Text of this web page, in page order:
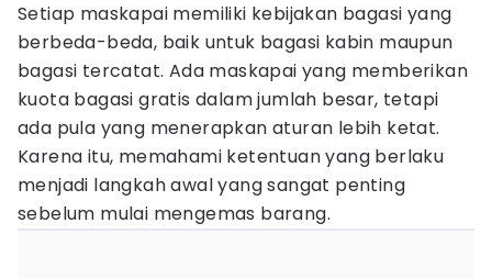
Setiap maskapai memiliki kebijakan bagasi yang
berbeda-beda, baik untuk bagasi kabin maupun
bagasi tercatat. Ada maskapai yang memberikan
kuota bagasi gratis dalam jumlah besar, tetapi
ada pula yang menerapkan aturan lebih ketat.
Karena itu, memahami ketentuan yang berlaku
menjadi langkah awal yang sangat penting
sebelum mulai mengemas barang.